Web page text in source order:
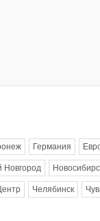
Германия
Новгород
Челябинск